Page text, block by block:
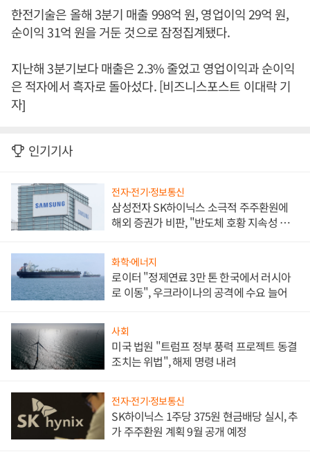
한전기술은 올해 3분기 매출 998억 원, 영업이익 29억 원,
순이익 31억 원을 거둔 것으로 잠정집계됐다.
지난해 3분기보다 매출은 2.3% 줄었고 영업이익과 순이익
은 적자에서 흑자로 돌아섰다. [비즈니스포스트 이대락 기
자]
인기기사
전자·전기·정보통신
삼성전자 SK하이닉스 소극적 주주환원에
해외 증권가 비판, "반도체 호황 지속성 의
화학·에너지
로이터 "정제연료 3만 톤 한국에서 러시아
로 이동", 우크라이나의 공격에 수요 늘어
사회
미국 법원 "트럼프 정부 풍력 프로젝트 동결
조치는 위법", 해제 명령 내려
전자·전기·정보통신
SK하이닉스 1주당 375원 현금배당 실시, 추
가 주주환원 계획 9월 공개 예정